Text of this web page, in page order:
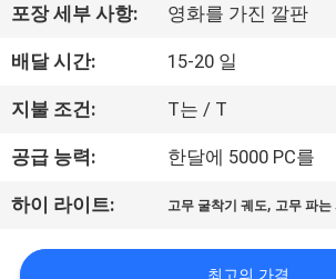
장
견
학
품
포장 세부 사항: 영화를 가진 깔판
배달 시간: 15-20 일
지불 조건: T는 / T
공급 능력: 한달에 5000 PC를
하이 라이트: 고무 굴착기 궤도, 고무 파는
최고의 가격